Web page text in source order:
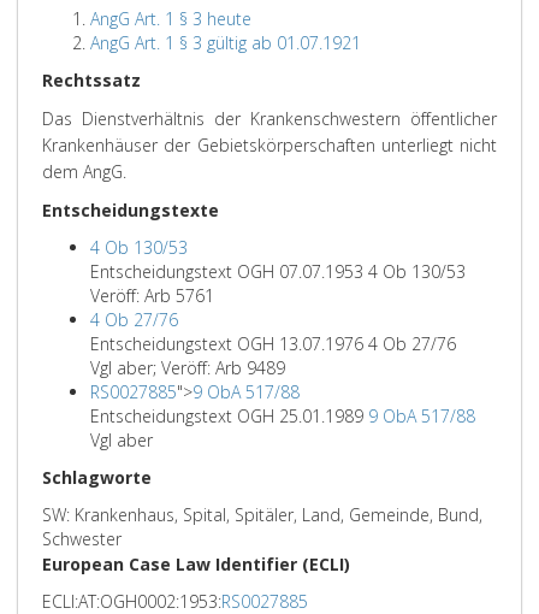
AngG Art. 1 § 3 heute
AngG Art. 1 § 3 gültig ab 01.07.1921
Rechtssatz
Das Dienstverhältnis der Krankenschwestern öffentlicher
Krankenhäuser der Gebietskörperschaften unterliegt nicht
dem AngG.
Entscheidungstexte
4 Ob 130/53
Entscheidungstext OGH 07.07.1953 4 Ob 130/53
Veröff: Arb 5761
4 Ob 27/76
Entscheidungstext OGH 13.07.1976 4 Ob 27/76
Vgl aber; Veröff: Arb 9489
RS0027885">9 ObA 517/88
Entscheidungstext OGH 25.01.1989 9 ObA 517/88
Vgl aber
Schlagworte
SW: Krankenhaus, Spital, Spitäler, Land, Gemeinde, Bund,
Schwester
European Case Law Identifier (ECLI)
ECLI:AT:OGH0002:1953:RS0027885